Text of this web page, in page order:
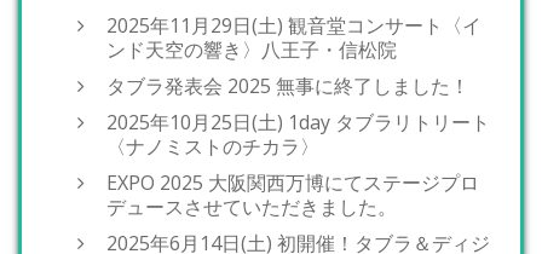
2025年11月29日(土) 観音堂コンサート〈イ
ンド天空の響き〉八王子・信松院
タブラ発表会 2025 無事に終了しました！
2025年10月25日(土) 1day タブラリトリート
〈ナノミストのチカラ〉
EXPO 2025 大阪関西万博にてステージプロ
デュースさせていただきました。
2025年6月14日(土) 初開催！タブラ＆ディジ